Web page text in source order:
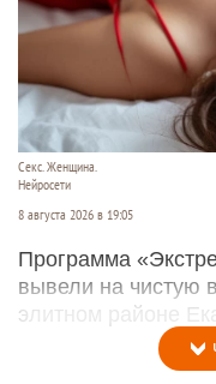
Секс. Женщина.
Нейросети
8 августа 2026 в 19:05
Программа
вывели на чистую
элитном районе